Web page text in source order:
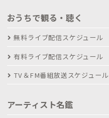
おうちで観る・聴く
無料ライブ配信スケジュール
有料ライブ配信スケジュール
TV＆FM番組放送スケジュール
アーティスト名鑑